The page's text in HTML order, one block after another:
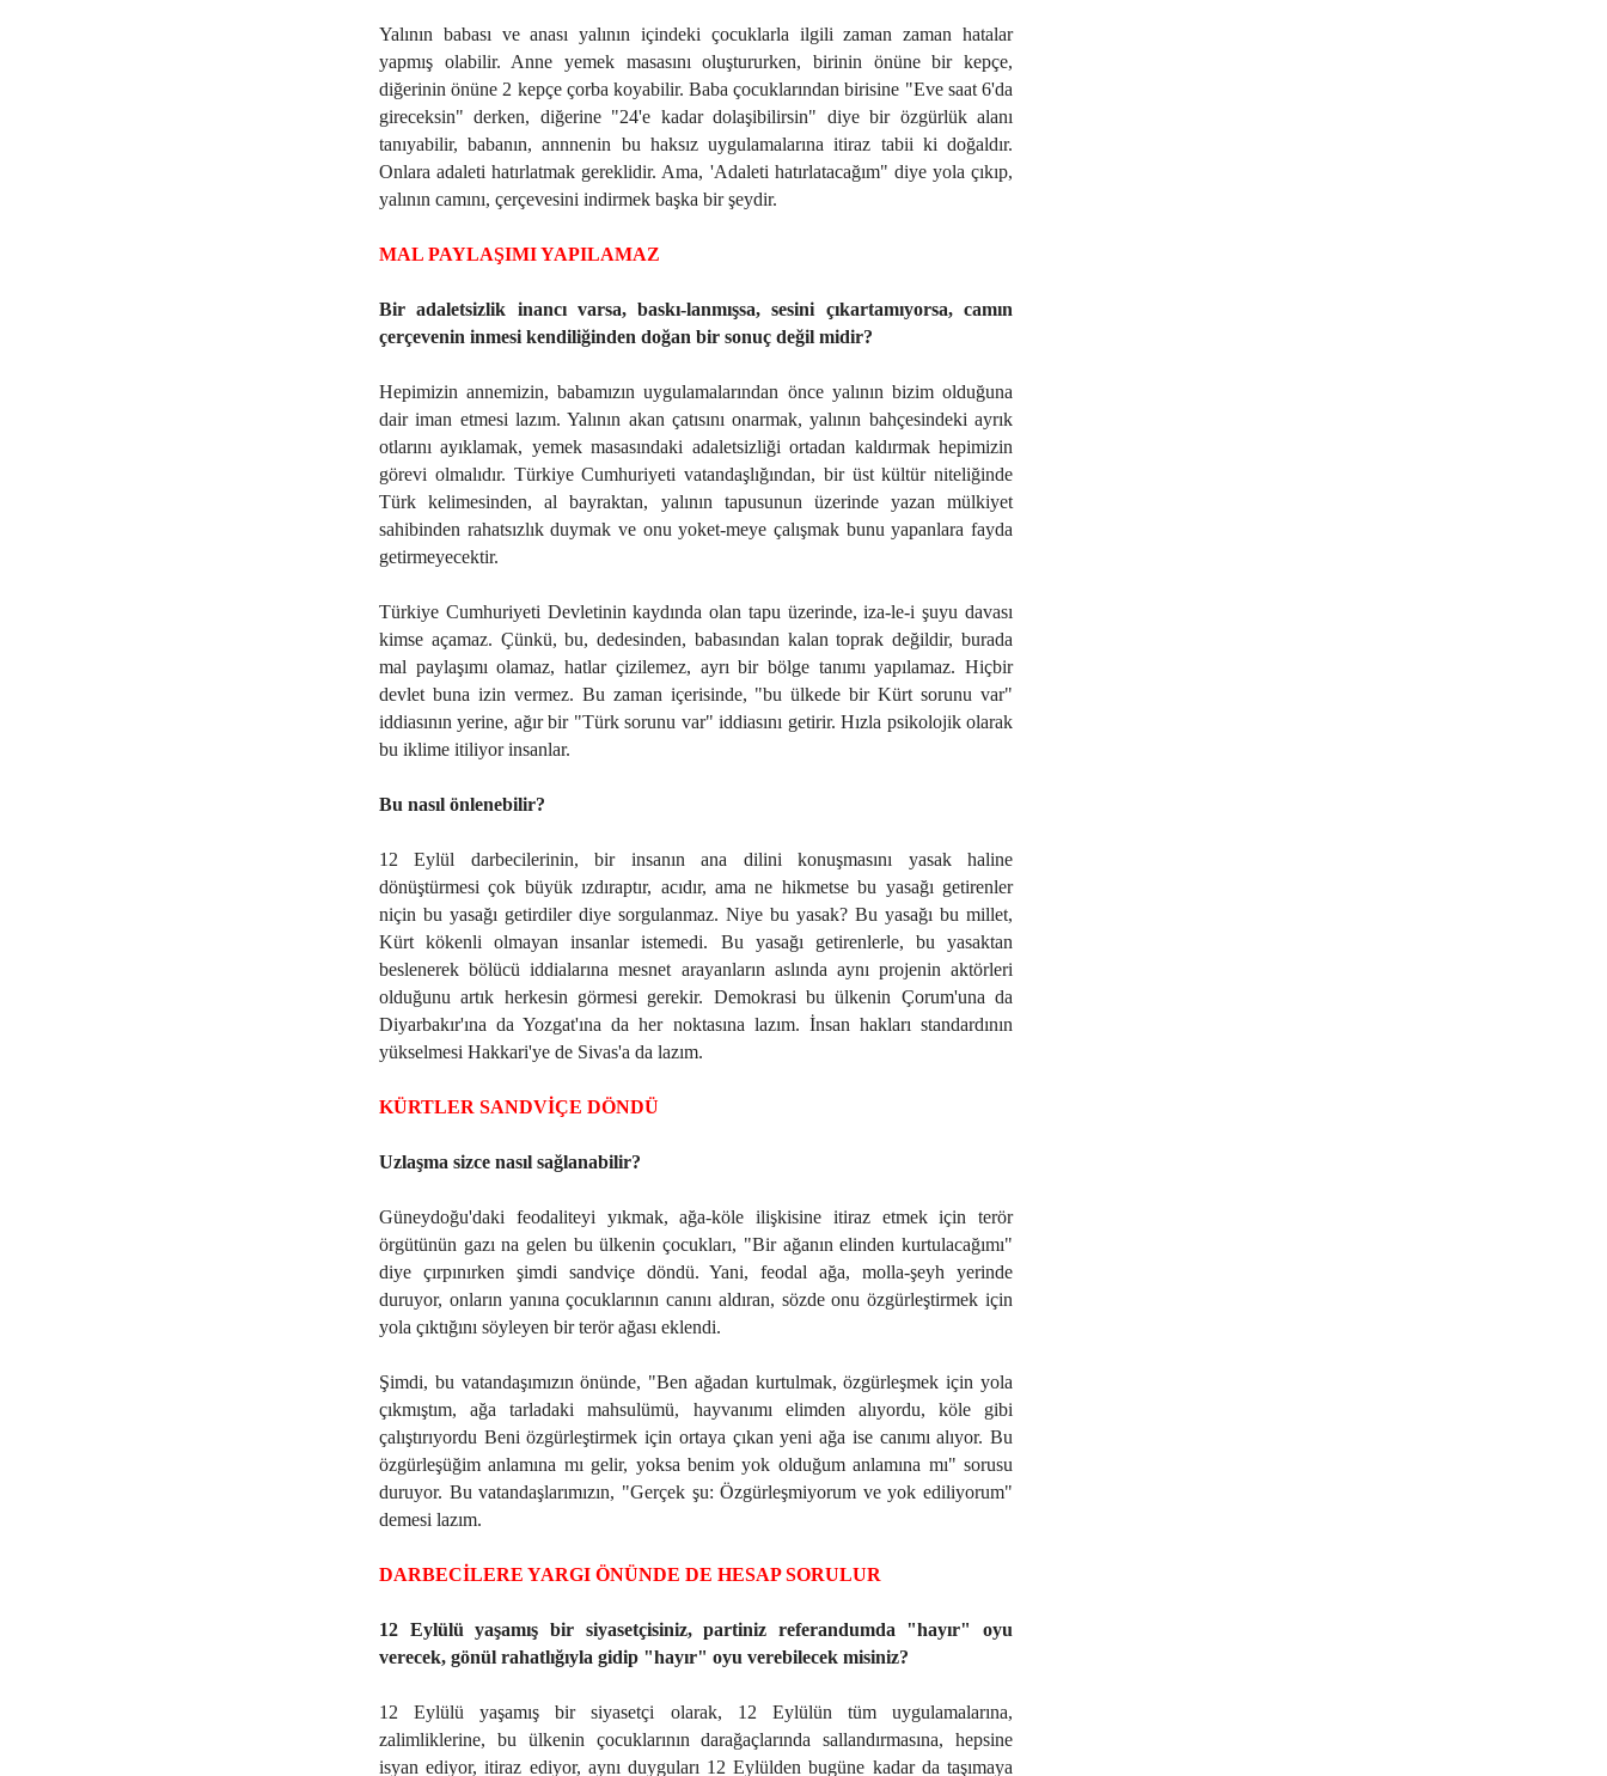
Yalının babası ve anası yalının içindeki çocuklarla ilgili zaman zaman hatalar
yapmış olabilir. Anne yemek masasını oluştururken, birinin önüne bir kepçe,
diğerinin önüne 2 kepçe çorba koyabilir. Baba çocuklarından birisine "Eve saat 6'da
gireceksin" derken, diğerine "24'e kadar dolaşibilirsin" diye bir özgürlük alanı
tanıyabilir, babanın, annnenin bu haksız uygulamalarına itiraz tabii ki doğaldır.
Onlara adaleti hatırlatmak gereklidir. Ama, 'Adaleti hatırlatacağım" diye yola çıkıp,
yalının camını, çerçevesini indirmek başka bir şeydir.
MAL PAYLAŞIMI YAPILAMAZ
Bir adaletsizlik inancı varsa, baskı-lanmışsa, sesini çıkartamıyorsa, camın
çerçevenin inmesi kendiliğinden doğan bir sonuç değil midir?
Hepimizin annemizin, babamızın uygulamalarından önce yalının bizim olduğuna
dair iman etmesi lazım. Yalının akan çatısını onarmak, yalının bahçesindeki ayrık
otlarını ayıklamak, yemek masasındaki adaletsizliği ortadan kaldırmak hepimizin
görevi olmalıdır. Türkiye Cumhuriyeti vatandaşlığından, bir üst kültür niteliğinde
Türk kelimesinden, al bayraktan, yalının tapusunun üzerinde yazan mülkiyet
sahibinden rahatsızlık duymak ve onu yoket-meye çalışmak bunu yapanlara fayda
getirmeyecektir.
Türkiye Cumhuriyeti Devletinin kaydında olan tapu üzerinde, iza-le-i şuyu davası
kimse açamaz. Çünkü, bu, dedesinden, babasından kalan toprak değildir, burada
mal paylaşımı olamaz, hatlar çizilemez, ayrı bir bölge tanımı yapılamaz. Hiçbir
devlet buna izin vermez. Bu zaman içerisinde, "bu ülkede bir Kürt sorunu var"
iddiasının yerine, ağır bir "Türk sorunu var" iddiasını getirir. Hızla psikolojik olarak
bu iklime itiliyor insanlar.
Bu nasıl önlenebilir?
12 Eylül darbecilerinin, bir insanın ana dilini konuşmasını yasak haline
dönüştürmesi çok büyük ızdıraptır, acıdır, ama ne hikmetse bu yasağı getirenler
niçin bu yasağı getirdiler diye sorgulanmaz. Niye bu yasak? Bu yasağı bu millet,
Kürt kökenli olmayan insanlar istemedi. Bu yasağı getirenlerle, bu yasaktan
beslenerek bölücü iddialarına mesnet arayanların aslında aynı projenin aktörleri
olduğunu artık herkesin görmesi gerekir. Demokrasi bu ülkenin Çorum'una da
Diyarbakır'ına da Yozgat'ına da her noktasına lazım. İnsan hakları standardının
yükselmesi Hakkari'ye de Sivas'a da lazım.
KÜRTLER SANDVİÇE DÖNDÜ
Uzlaşma sizce nasıl sağlanabilir?
Güneydoğu'daki feodaliteyi yıkmak, ağa-köle ilişkisine itiraz etmek için terör
örgütünün gazı na gelen bu ülkenin çocukları, "Bir ağanın elinden kurtulacağımı"
diye çırpınırken şimdi sandviçe döndü. Yani, feodal ağa, molla-şeyh yerinde
duruyor, onların yanına çocuklarının canını aldıran, sözde onu özgürleştirmek için
yola çıktığını söyleyen bir terör ağası eklendi.
Şimdi, bu vatandaşımızın önünde, "Ben ağadan kurtulmak, özgürleşmek için yola
çıkmıştım, ağa tarladaki mahsulümü, hayvanımı elimden alıyordu, köle gibi
çalıştırıyordu Beni özgürleştirmek için ortaya çıkan yeni ağa ise canımı alıyor. Bu
özgürleşüğim anlamına mı gelir, yoksa benim yok olduğum anlamına mı" sorusu
duruyor. Bu vatandaşlarımızın, "Gerçek şu: Özgürleşmiyorum ve yok ediliyorum"
demesi lazım.
DARBECİLERE YARGI ÖNÜNDE DE HESAP SORULUR
12 Eylülü yaşamış bir siyasetçisiniz, partiniz referandumda "hayır" oyu
verecek, gönül rahatlığıyla gidip "hayır" oyu verebilecek misiniz?
12 Eylülü yaşamış bir siyasetçi olarak, 12 Eylülün tüm uygulamalarına,
zalimliklerine, bu ülkenin çocuklarının darağaçlarında sallandırmasına, hepsine
isyan ediyor, itiraz ediyor, aynı duyguları 12 Eylülden bugüne kadar da taşımaya